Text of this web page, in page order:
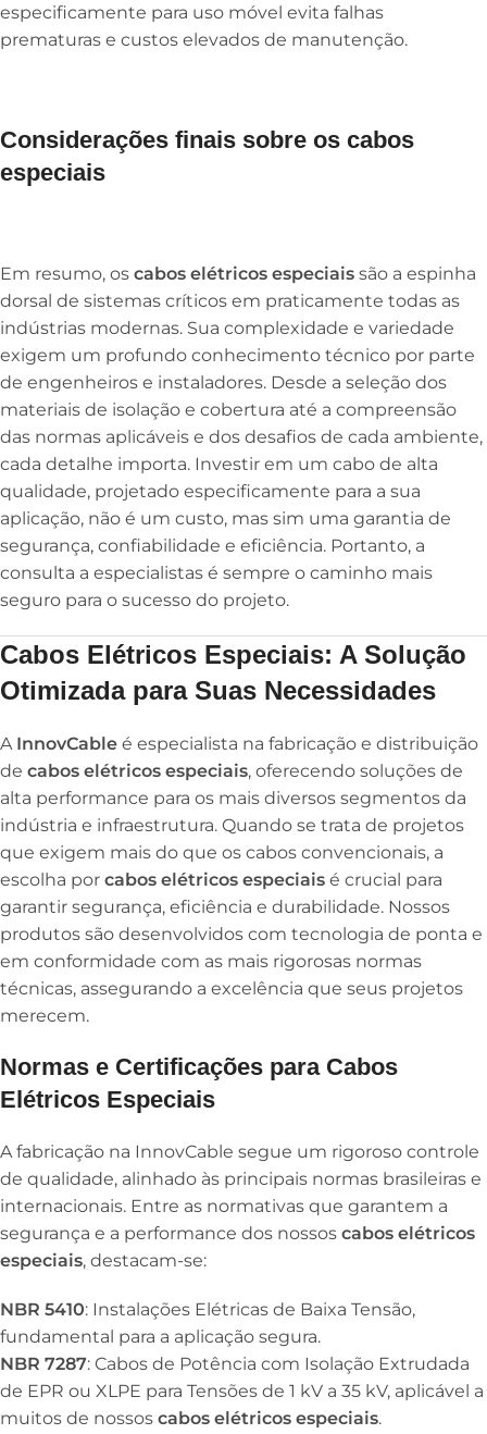
especificamente para uso móvel evita falhas
prematuras e custos elevados de manutenção.
Considerações finais sobre os cabos
especiais
Em resumo, os cabos elétricos especiais são a espinha
dorsal de sistemas críticos em praticamente todas as
indústrias modernas. Sua complexidade e variedade
exigem um profundo conhecimento técnico por parte
de engenheiros e instaladores. Desde a seleção dos
materiais de isolação e cobertura até a compreensão
das normas aplicáveis e dos desafios de cada ambiente,
cada detalhe importa. Investir em um cabo de alta
qualidade, projetado especificamente para a sua
aplicação, não é um custo, mas sim uma garantia de
segurança, confiabilidade e eficiência. Portanto, a
consulta a especialistas é sempre o caminho mais
seguro para o sucesso do projeto.
Cabos Elétricos Especiais: A Solução
Otimizada para Suas Necessidades
A InnovCable é especialista na fabricação e distribuição
de cabos elétricos especiais, oferecendo soluções de
alta performance para os mais diversos segmentos da
indústria e infraestrutura. Quando se trata de projetos
que exigem mais do que os cabos convencionais, a
escolha por cabos elétricos especiais é crucial para
garantir segurança, eficiência e durabilidade. Nossos
produtos são desenvolvidos com tecnologia de ponta e
em conformidade com as mais rigorosas normas
técnicas, assegurando a excelência que seus projetos
merecem.
Normas e Certificações para Cabos
Elétricos Especiais
A fabricação na InnovCable segue um rigoroso controle
de qualidade, alinhado às principais normas brasileiras e
internacionais. Entre as normativas que garantem a
segurança e a performance dos nossos cabos elétricos
especiais, destacam-se:
NBR 5410: Instalações Elétricas de Baixa Tensão,
fundamental para a aplicação segura.
NBR 7287: Cabos de Potência com Isolação Extrudada
de EPR ou XLPE para Tensões de 1 kV a 35 kV, aplicável a
muitos de nossos cabos elétricos especiais.